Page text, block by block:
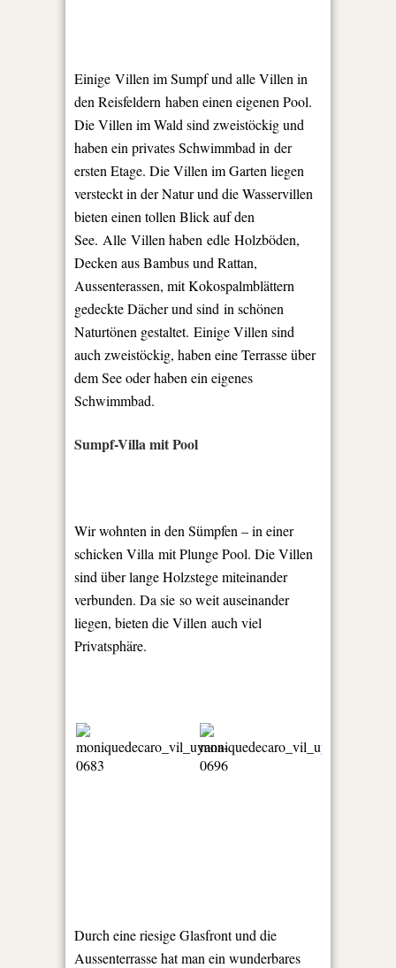
Einige Villen im Sumpf und alle Villen in
den Reisfeldern haben einen eigenen Pool.
Die Villen im Wald sind zweistöckig und
haben ein privates Schwimmbad in der
ersten Etage. Die Villen im Garten liegen
versteckt in der Natur und die Wasservillen
bieten einen tollen Blick auf den
See. Alle Villen haben edle Holzböden,
Decken aus Bambus und Rattan,
Aussenterassen, mit Kokospalmblättern
gedeckte Dächer und sind in schönen
Naturtönen gestaltet. Einige Villen sind
auch zweistöckig, haben eine Terrasse über
dem See oder haben ein eigenes
Schwimmbad.
Sumpf-Villa mit Pool
Wir wohnten in den Sümpfen – in einer
schicken Villa mit Plunge Pool. Die Villen
sind über lange Holzstege miteinander
verbunden. Da sie so weit auseinander
liegen, bieten die Villen auch viel
Privatsphäre.
Durch eine riesige Glasfront und die
Aussenterrasse hat man ein wunderbares